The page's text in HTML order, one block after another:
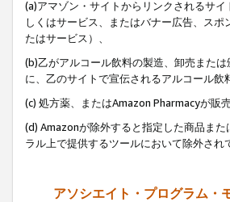
(a)アマゾン・サイトからリンクされるサ
しくはサービス、またはバナー広告、ス
たはサービス）、
(b)乙がアルコール飲料の製造、卸売また
に、乙のサイトで宣伝されるアルコール飲
(c) 処方薬、またはAmazon Pharmacyが販
(d) Amazonが除外すると指定した商品ま
ラル上で提供するツールにおいて除外さ
アソシエイト・プログラム・